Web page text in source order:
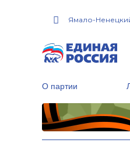
Ямало-
О партии